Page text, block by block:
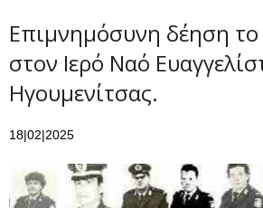
Επικοινωνία
Επιμνημόσυνη δέηση
στον Ιερό Ναό
Ηγουμενίτσας.
18|02|2025